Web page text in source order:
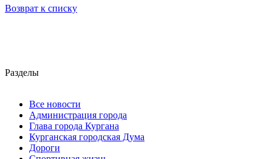
Возврат к списку
Разделы
Все новости
Администрация города
Глава города Кургана
Курганская городская Дума
Дороги